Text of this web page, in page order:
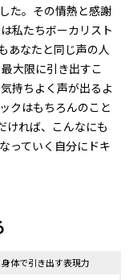
た。その情熱と感謝
私たちボーカリスト
あなたと同じ声の人
大限に引き出すこ
持ちよく声が出るよ
クはもちろんのこと
ければ、こんなにも
っていく自分にドキ
体で引き出す表現力